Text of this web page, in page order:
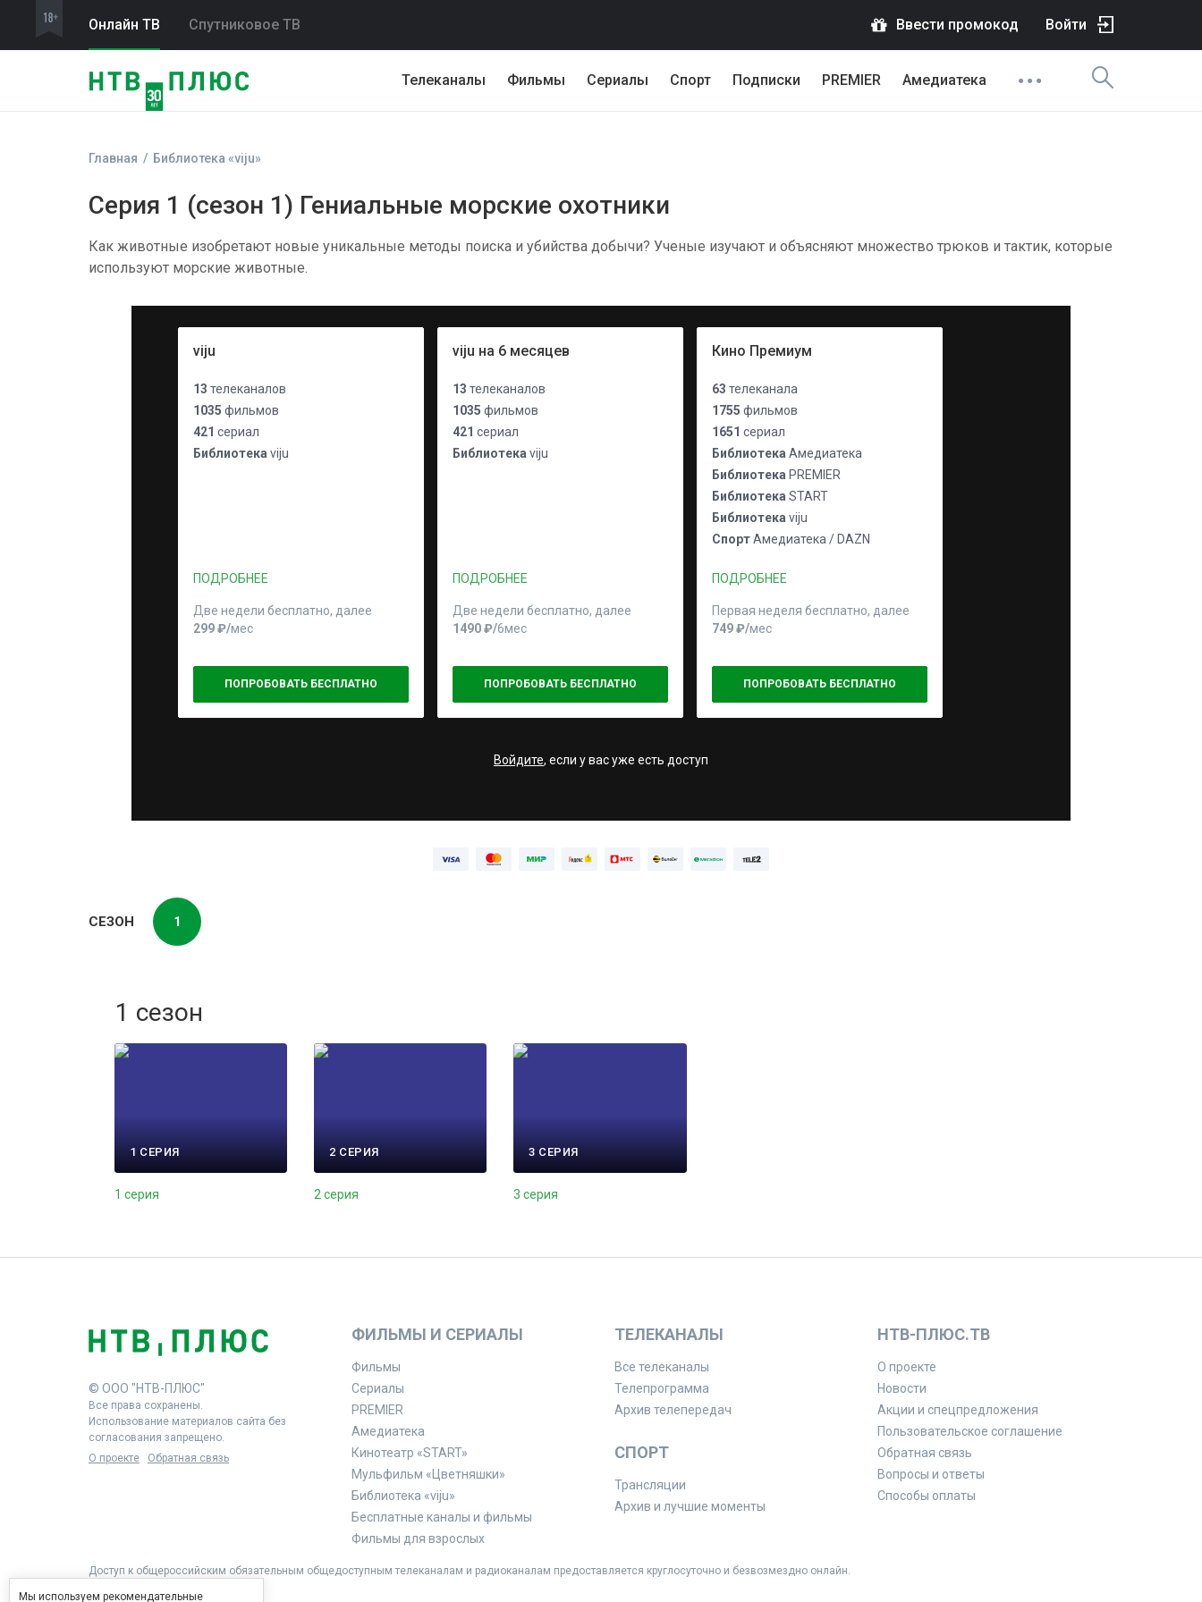
Онлайн ТВ Спутниковое ТВ Ввести промокод Войти
Телеканалы Фильмы Сериалы Спорт Подписки PREMIER Амедиатека
Главная Библиотека «viju»
Серия 1 (сезон 1) Гениальные морские охотники
Как животные изобретают новые уникальные методы поиска и убийства добычи? Ученые изучают и объясняют множество трюков и тактик, которые
используют морские животные.
viju
13 телеканалов
1035 фильмов
421 сериал
Библиотека viju
ПОДРОБНЕЕ
Две недели бесплатно, далее
299 ₽⁠/⁠мес
ПОПРОБОВАТЬ БЕСПЛАТНО
viju на 6 месяцев
13 телеканалов
1035 фильмов
421 сериал
Библиотека viju
ПОДРОБНЕЕ
Две недели бесплатно, далее
1490 ₽⁠/⁠6мес
ПОПРОБОВАТЬ БЕСПЛАТНО
Кино Премиум
63 телеканала
1755 фильмов
1651 сериал
Библиотека Амедиатека
Библиотека PREMIER
Библиотека START
Библиотека viju
СпортАмедиатека / DAZN
ПОДРОБНЕЕ
Первая неделя бесплатно, далее
749 ₽⁠/⁠мес
ПОПРОБОВАТЬ БЕСПЛАТНО
Войдите, если у вас уже есть доступ
СЕЗОН 1
1 сезон
1 СЕРИЯ
1 серия
2 СЕРИЯ
2 серия
3 СЕРИЯ
3 серия
© ООО "НТВ-ПЛЮС"
Все права сохранены.
Использование материалов сайта без
согласования запрещено.
О проекте
Обратная связь
ФИЛЬМЫ И СЕРИАЛЫ
Фильмы
Сериалы
PREMIER
Амедиатека
Кинотеатр «START»
Мульфильм «Цветняшки»
Библиотека «viju»
Бесплатные каналы и фильмы
Фильмы для взрослых
ТЕЛЕКАНАЛЫ
Все телеканалы
Телепрограмма
Архив телепередач
СПОРТ
Трансляции
Архив и лучшие моменты
НТВ-ПЛЮС.ТВ
О проекте
Новости
Акции и спецпредложения
Пользовательское соглашение
Обратная связь
Вопросы и ответы
Способы оплаты
Доступ к общероссийским обязательным общедоступным телеканалам и радиоканалам предоставляется круглосуточно и безвозмездно онлайн.
Мы используем рекомендательные